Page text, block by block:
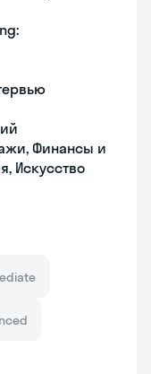
Финансы и
Искусство